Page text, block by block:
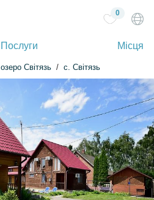
Послуги Місця
0
озеро Світязь с. Світязь